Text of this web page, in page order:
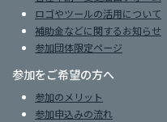
ロゴやツールの活用について
補助金などに関するお知らせ
参加団体限定ページ
参加をご希望の方へ
参加のメリット
参加申込みの流れ